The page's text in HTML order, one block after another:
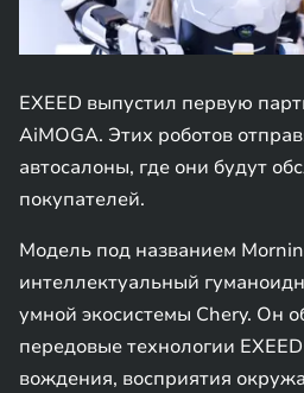
EXEED выпустил первую
AiMOGA. Этих роботов
автосалоны, где они будут
покупателей.
Модель под названием
интеллектуальный
умной экосистемы Chery. Он
передовые технологии
вождения, восприятия